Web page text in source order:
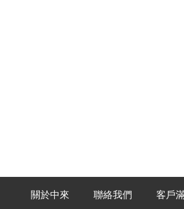
關於中來
聯絡我們
客戶